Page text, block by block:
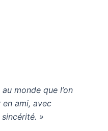
au monde que l’on
ami, avec
»